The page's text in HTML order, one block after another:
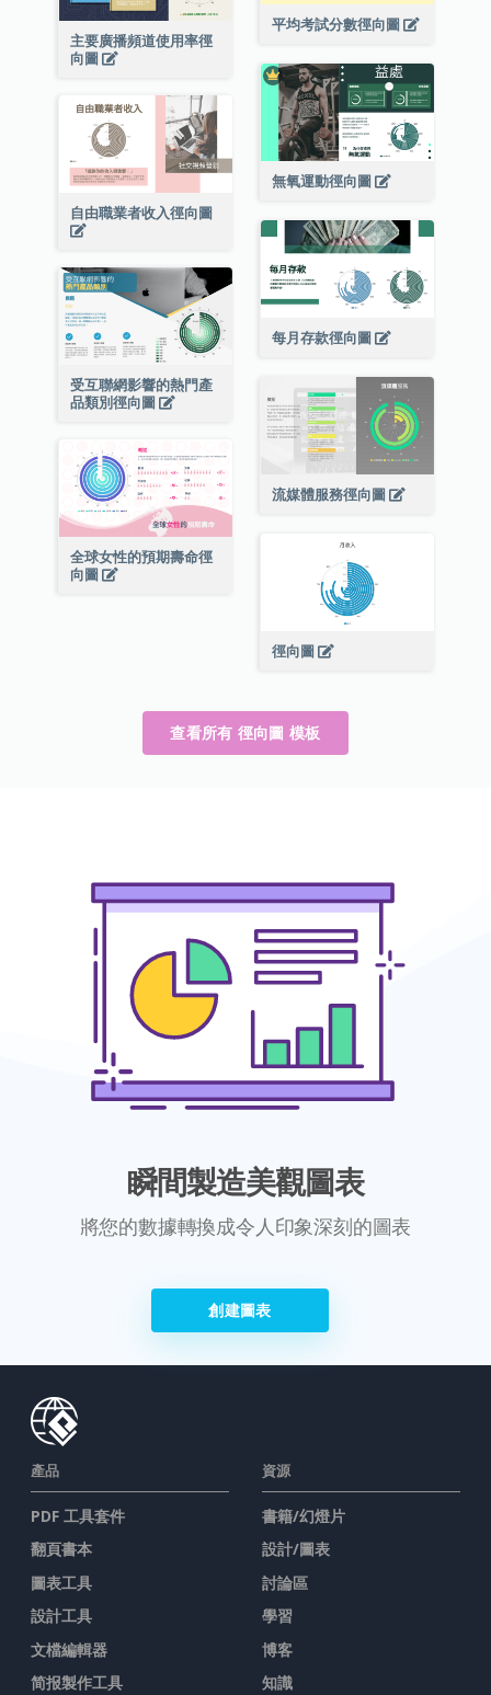
平均考試分數徑向圖
主要廣播頻道使用率徑
向圖
無氧運動徑向圖
自由職業者收入徑向圖
每月存款徑向圖
受互聯網影響的熱門產
品類別徑向圖
流媒體服務徑向圖
全球女性的預期壽命徑
向圖
徑向圖
查看所有 徑向圖 模板
瞬間製造美觀圖表
將您的數據轉換成令人印象深刻的圖表
創建圖表
產品
PDF 工具套件
翻頁書本
圖表工具
設計工具
文檔編輯器
简报製作工具
資源
書籍/幻燈片
設計/圖表
討論區
學習
博客
知識